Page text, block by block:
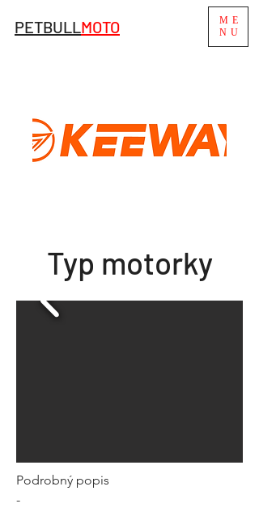
PETBULLMOTO
ME
NU
Typ motorky
Podrobný popis
-